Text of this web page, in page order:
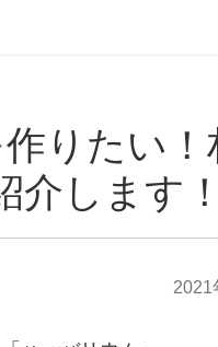
りたい！
介します！
2021